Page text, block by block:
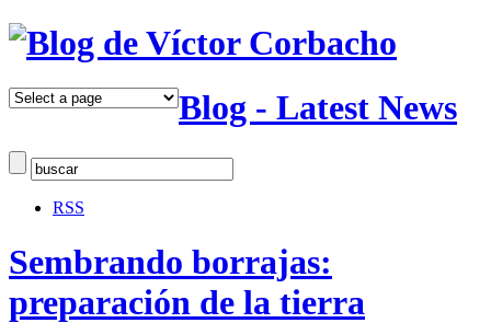
Blog - Latest News
RSS
Sembrando borrajas:
preparación de la tierra